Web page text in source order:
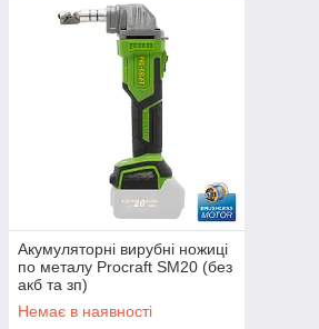
Акумуляторні вирубні ножиці
по металу Procraft SM20 (без
акб та зп)
Немає в наявності